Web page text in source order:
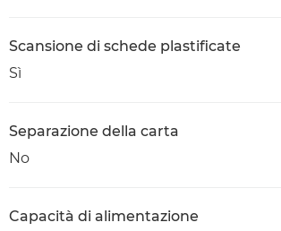
Scansione di schede plastificate
Sì
Separazione della carta
No
Capacità di alimentazione